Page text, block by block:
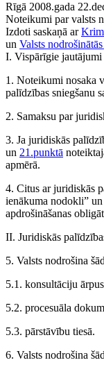
Rīgā 2008.gada
Noteikumi par valsts
Izdoti saskaņā ar
un Valsts
I. Vispārīgie jautājumi
1. Noteikumi nosaka
palīdzības sniegšanu
2. Samaksu par
3. Ja juridiskās
un 21.punktā
apmērā.
4. Citus ar juridiskās
ienākuma nodokli”
apdrošināšanas
II. Juridiskās
5. Valsts nodrošina
5.1. konsultāciju
5.2. procesuāla
5.3. pārstāvību tiesā.
6. Valsts nodrošina